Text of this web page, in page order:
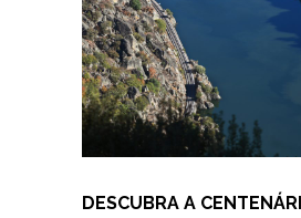
DESCUBRA A